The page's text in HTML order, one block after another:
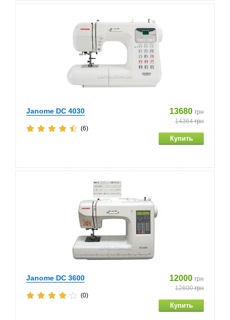
Janome DC 4030 13680 грн
14364грн
(6)
Janome DC 3600 12000 грн
12600грн
(0)